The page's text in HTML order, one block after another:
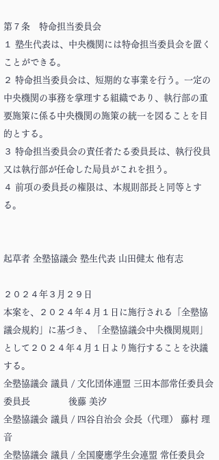
第７条 特命担当委員会
１ 塾生代表は、中央機関には特命担当委員会を置く
ことができる。
２ 特命担当委員会は、短期的な事業を行う。一定の
中央機関の事務を掌理する組織であり、執行部の重
要施策に係る中央機関の施策の統一を図ることを目
的とする。
３ 特命担当委員会の責任者たる委員長は、執行役員
又は執行部が任命した局員がこれを担う。
４ 前項の委員長の権限は、本規則部長と同等とす
る。
起草者 全塾協議会 塾生代表 山田健太 他有志
２０２４年３月２９日
本案を、２０２４年４月１日に施行される「全塾協
議会規約」に基づき、「全塾協議会中央機関規則」
として２０２４年４月１日より施行することを決議
する。
全塾協議会 議員 / 文化団体連盟 三田本部常任委員会
委員長 後藤 美汐
全塾協議会 議員 / 四谷自治会 会長（代理） 藤村 理
音
全塾協議会 議員 / 全国慶應学生会連盟 常任委員会